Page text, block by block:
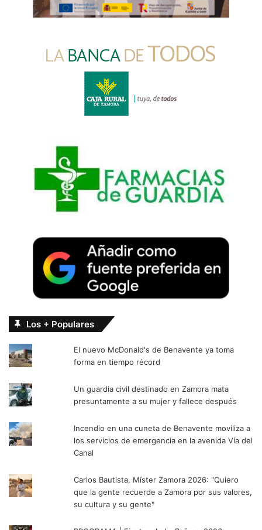
Los + Populares
El nuevo McDonald's de Benavente ya toma
forma en tiempo récord
Un guardia civil destinado en Zamora mata
presuntamente a su mujer y fallece después
Incendio en una cuneta de Benavente moviliza a
los servicios de emergencia en la avenida Vía del
Canal
Carlos Bautista, Míster Zamora 2026: "Quiero
que la gente recuerde a Zamora por sus valores,
su cultura y su gente"